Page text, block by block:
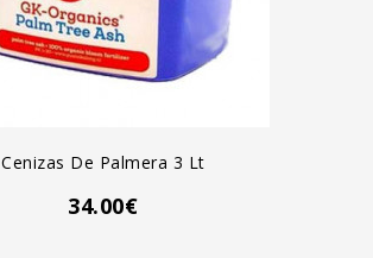
Cenizas De Palmera 3 Lt
34.00€